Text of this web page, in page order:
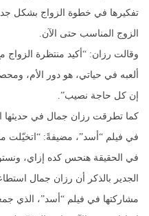
تفكيرها في خطوة الزواج بشكل
الزوج المناسب حتى الآن.
وقالت رزان: “أكيد منتظرة
ألعبه في حياتي، هو دور الأم،
إن كل حاجة نصيب”.
كما تطرقت رزان جمال في حديثها
في فيلم “أسد”، مضيفةً: “اتخيّلت
في الحقيقة هنحس كده إزاي،
الجدير بالذكر أن رزان جمال
مشاركتها في فيلم “أسد”، الذي